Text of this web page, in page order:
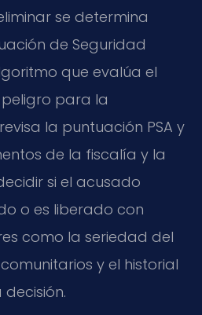
se determina
de Seguridad
que evalúa el
para la
la puntuación PSA y
de la fiscalía y la
si el acusado
o es liberado con
como la seriedad del
y el historial